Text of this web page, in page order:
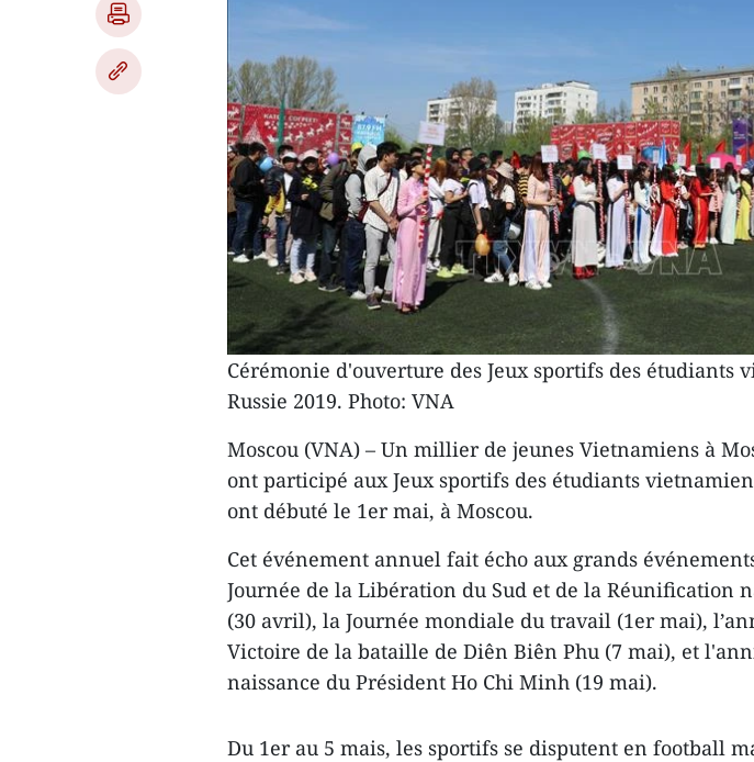
Cérémonie d'ouverture des Jeux sportifs des étudiants
Russie 2019. Photo: VNA
Moscou (VNA) – Un millier de jeunes Vietnamiens à
ont participé aux Jeux sportifs des étudiants
ont débuté le 1er mai, à Moscou.
Cet événement annuel fait écho aux grands
Journée de la Libération du Sud et de la Réunification
(30 avril), la Journée mondiale du travail (1er mai),
Victoire de la bataille de Diên Biên Phu (7 mai), et
naissance du Président Ho Chi Minh (19 mai).
Du 1er au 5 mais, les sportifs se disputent en football